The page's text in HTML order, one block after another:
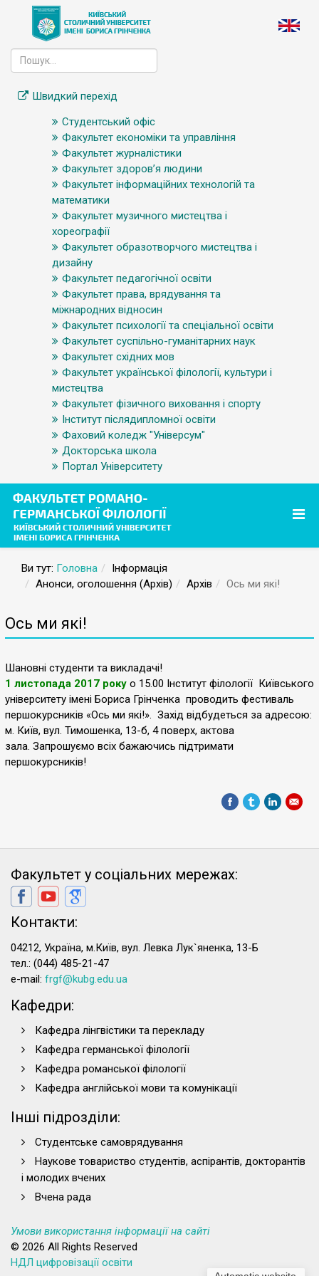
Швидкий перехід
Студентський офіс
Факультет економіки та управління
Факультет журналістики
Факультет здоров’я людини
Факультет інформаційних технологій та
математики
Факультет музичного мистецтва і
хореографії
Факультет образотворчого мистецтва і
дизайну
Факультет педагогічної освіти
Факультет права, врядування та
міжнародних відносин
Факультет психології та спеціальної освіти
Факультет суспільно-гуманітарних наук
Факультет східних мов
Факультет української філології, культури і
мистецтва
Факультет фізичного виховання і спорту
Інститут післядипломної освіти
Фаховий коледж "Універсум"
Докторська школа
Портал Університету
Ви тут: Головна
Інформація
Анонси, оголошення (Архів)
Архів Ось ми які!
Ось ми які!
Шановні студенти та викладачі!
1 листопада 2017 року о 15.00 Інститут філології Київського
університету імені Бориса Грінченка проводить фестиваль
першокурсників «Ось ми які!». Захід відбудеться за адресою:
м. Київ, вул. Тимошенка, 13-б, 4 поверх, актова
зала. Запрошуємо всіх бажаючись підтримати
першокурсників!
Факультет у соціальних мережах:
Контакти:
04212, Україна, м.Київ, вул. Левка Лук`яненка, 13-Б
тел.: (044) 485-21-47
e-mail: frgf@kubg.edu.ua
Кафедри:
Кафедра лінгвістики та перекладу
Кафедра германської філології
Кафедра романської філології
Кафедра англійської мови та комунікації
Інші підрозділи:
Студентське самоврядування
Наукове товариство студентів, аспірантів, докторантів
і молодих вчених
Вчена рада
Умови використання інформації на сайті
© 2026 All Rights Reserved
НДЛ цифровізації освіти